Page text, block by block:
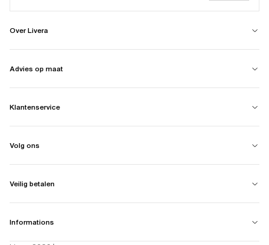
Over Livera
Advies op maat
Klantenservice
Volg ons
Veilig betalen
Informations